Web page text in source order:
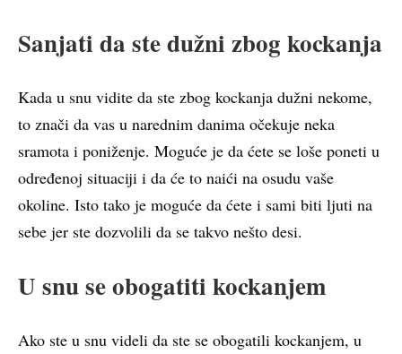
Sanjati da ste dužni zbog kockanja
Kada u snu vidite da ste zbog kockanja dužni nekome,
to znači da vas u narednim danima očekuje neka
sramota i poniženje. Moguće je da ćete se loše poneti u
određenoj situaciji i da će to naići na osudu vaše
okoline. Isto tako je moguće da ćete i sami biti ljuti na
sebe jer ste dozvolili da se takvo nešto desi.
U snu se obogatiti kockanjem
Ako ste u snu videli da ste se obogatili kockanjem, u